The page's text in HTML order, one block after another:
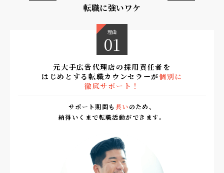
株式会社協同宣伝
アンカー株式会社
ファンネルアド株式会社
ゲンダイエージェンシー株式会社
株式会社ロカリオ
日本ＥＣサービス株式会社
転職に強いワケ
理由
01
元大手広告代理店の採用責任者を
はじめとする 転職カウンセラーが個別に
徹底サポート！
サポート期間も 長いのため、
納得いくまで転職活動ができます。